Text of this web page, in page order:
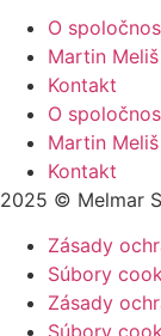
O
Martin Meliš
Kontakt
O
Martin Meliš
Kontakt
2025 © Melmar
Zásady
Súbory
Zásady